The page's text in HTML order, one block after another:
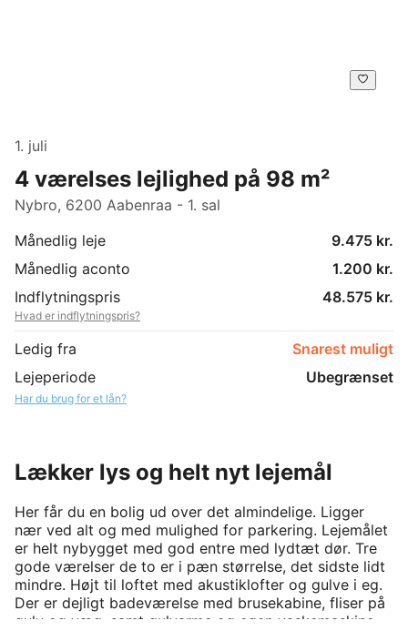
1. juli
4 værelses lejlighed på 98 m²
Nybro, 6200 Aabenraa - 1. sal
Månedlig leje
9.475 kr.
Månedlig aconto
1.200 kr.
Indflytningspris
48.575 kr.
Hvad er indflytningspris?
Ledig fra
Snarest muligt
Lejeperiode
Ubegrænset
Har du brug for et lån?
Lækker lys og helt nyt lejemål
Her får du en bolig ud over det almindelige. Ligger
nær ved alt og med mulighed for parkering. Lejemålet
er helt nybygget med god entre med lydtæt dør. Tre
gode værelser de to er i pæn størrelse, det sidste lidt
mindre. Højt til loftet med akustiklofter og gulve i eg.
Der er dejligt badeværelse med brusekabine, fliser på
gulv og væg, samt gulvarme og egen vaskemaskine